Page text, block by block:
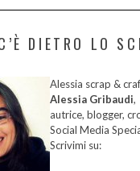
DIETRO LO
Alessia scrap &
Alessia Gribaudi,
autrice, blogger,
Social Media
Scrivimi su: